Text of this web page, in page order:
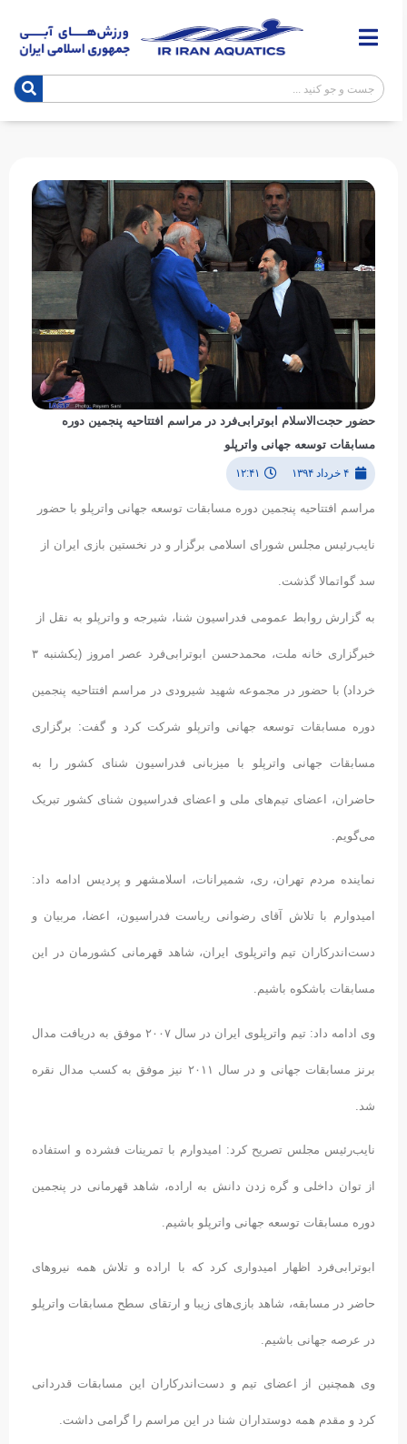
حضور حجت‌الاسلام ابوترابی‌فرد در مراسم افتتاحیه پنجمین دوره
مسابقات توسعه جهانی واترپلو
۴ خرداد ۱۳۹۴ ۱۲:۴۱
مراسم افتتاحیه پنجمین دوره مسابقات توسعه جهانی واترپلو با حضور
نایب‌رئیس مجلس شورای اسلامی برگزار و در نخستین بازی ایران از
سد گواتمالا گذشت.
به گزارش روابط عمومی فدراسیون شنا، شیرجه و واترپلو به نقل از
خبرگزاری خانه ملت، محمدحسن ابوترابی‌فرد عصر امروز (یکشنبه ۳
خرداد) با حضور در مجموعه شهید شیرودی در مراسم افتتاحیه پنجمین
دوره مسابقات توسعه جهانی واترپلو شرکت کرد و گفت: برگزاری
مسابقات جهانی واترپلو با میزبانی فدراسیون شنای کشور را به
حاضران، اعضای تیم‌های ملی و اعضای فدراسیون شنای کشور تبریک
می‌گویم.
نماینده مردم تهران، ری، شمیرانات، اسلامشهر و پردیس ادامه داد:
امیدوارم با تلاش آقای رضوانی ریاست فدراسیون، اعضا، مربیان و
دست‌اندرکاران تیم واترپلوی ایران، شاهد قهرمانی کشورمان در این
مسابقات باشکوه باشیم.
وی ادامه داد: تیم واترپلوی ایران در سال ۲۰۰۷ موفق به دریافت مدال
برنز مسابقات جهانی و در سال ۲۰۱۱ نیز موفق به کسب مدال نقره
شد.
نایب‌رئیس مجلس تصریح کرد: امیدوارم با تمرینات فشرده و استفاده
از توان داخلی و گره زدن دانش به اراده، شاهد قهرمانی در پنجمین
دوره مسابقات توسعه جهانی واترپلو باشیم.
ابوترابی‌فرد اظهار امیدواری کرد که با اراده و تلاش همه نیروهای
حاضر در مسابقه، شاهد بازی‌های زیبا و ارتقای سطح مسابقات واترپلو
در عرصه جهانی باشیم.
وی همچنین از اعضای تیم و دست‌اندرکاران این مسابقات قدردانی
کرد و مقدم همه دوستداران شنا در این مراسم را گرامی داشت.